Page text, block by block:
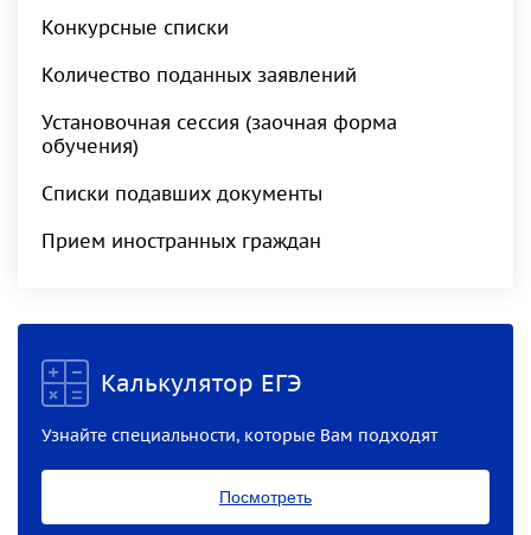
Конкурсные списки
Количество поданных заявлений
Установочная сессия (заочная форма
обучения)
Списки подавших документы
Прием иностранных граждан
Калькулятор ЕГЭ
Узнайте специальности, которые Вам подходят
Посмотреть